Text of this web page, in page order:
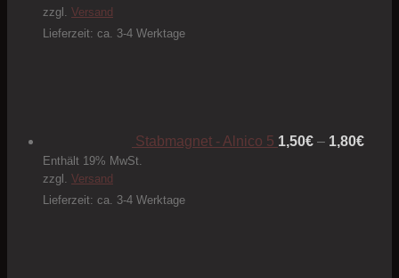
zzgl. Versand
Lieferzeit: ca. 3-4 Werktage
Stabmagnet - Alnico 5 1,50€ – 1,80€1,80€
Enthält 19% MwSt.
zzgl. Versand
Lieferzeit: ca. 3-4 Werktage